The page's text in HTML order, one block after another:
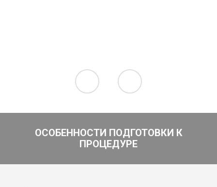
ОСОБЕННОСТИ ПОДГОТОВКИ К
ПРОЦЕДУРЕ